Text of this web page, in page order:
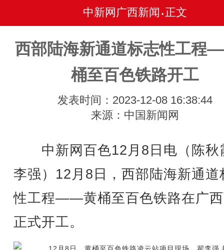
中新网广西新闻 • 正文
西部陆海新通道标志性工程
桶至百色铁路开工
发表时间：2023-12-08 16:38:44
来源：中国新闻网
中新网百色12月8日电（陈秋
李强）12月8日，西部陆海新通道
性工程——黄桶至百色铁路在广
正式开工。